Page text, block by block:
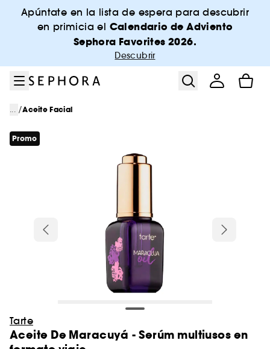
Ir al menú
Ir al contenido principal
Ir al pie de página
Apúntate en la lista de espera para descubrir
en primicia el Calendario de Adviento
Sephora Favorites 2026.
Descubrir
... /Aceite Facial
Promo
Tarte
Aceite De Maracuyá - Serúm multiusos en